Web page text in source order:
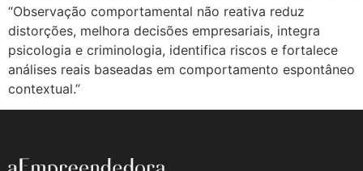
“Observação comportamental não reativa reduz
distorções, melhora decisões empresariais, integra
psicologia e criminologia, identifica riscos e fortalece
análises reais baseadas em comportamento espontâneo
contextual.”